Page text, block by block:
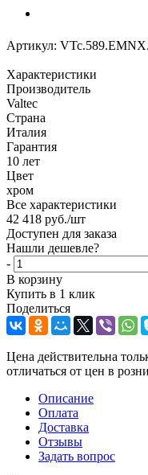
Артикул:
Характеристики
Производитель
Valtec
Страна
Италия
Гарантия
10 лет
Цвет
хром
Все характеристики
42 418 руб./шт
Доступен для заказа
Нашли дешевле?
-
В корзину
Купить в 1 клик
Поделиться
Цена действительна
отличаться от цен в
Описание
Оплата
Доставка
Отзывы
Задать вопрос